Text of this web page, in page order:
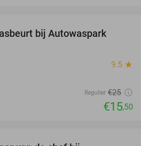
bij Autowaspark
9.5 star
Regulier €25
€15,50